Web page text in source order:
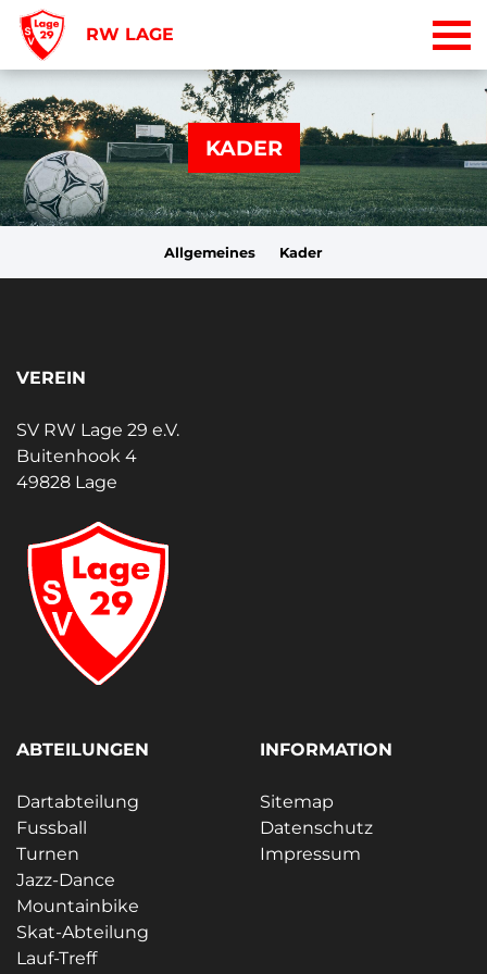
RW LAGE
KADER
Allgemeines Kader
VEREIN
SV RW Lage 29 e.V.
Buitenhook 4
49828 Lage
ABTEILUNGEN
Dartabteilung
Fussball
Turnen
Jazz-Dance
Mountainbike
Skat-Abteilung
Lauf-Treff
INFORMATION
Sitemap
Datenschutz
Impressum